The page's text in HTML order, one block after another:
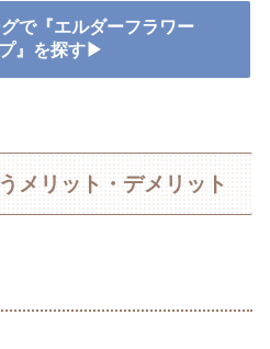
で『エルダーフラワー
』を探す▶
メリット・デメリット